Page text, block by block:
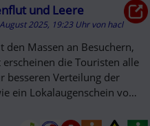
und Leere
2025, 19:23 Uhr vonhacl
Massen an Besuchern,
die Touristen alle
besseren Verteilung der
ein Lokalaugenschein von